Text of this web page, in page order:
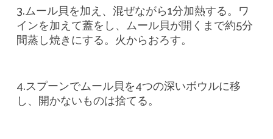
3.ムール貝を加え、混ぜながら1分加熱する。ワ
インを加えて蓋をし、ムール貝が開くまで約5分
間蒸し焼きにする。火からおろす。
4.スプーンでムール貝を4つの深いボウルに移
し、開かないものは捨てる。